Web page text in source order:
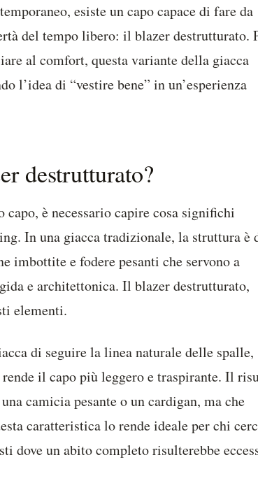
esiste un capo capace di fare da
del tempo libero: il blazer destrutturato.
al comfort, questa variante della giacca
l’idea di “vestire bene” in un’esperienza
destrutturato?
è necessario capire cosa significhi
In una giacca tradizionale, la struttura è
e fodere pesanti che servono a
e architettonica. Il blazer destrutturato,
elementi.
di seguire la linea naturale delle spalle,
il capo più leggero e traspirante. Il
camicia pesante o un cardigan, ma che
caratteristica lo rende ideale per chi
dove un abito completo risulterebbe